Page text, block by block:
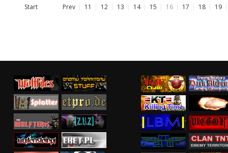
Start Prev 11 12 13 14 15 16 17 18 19